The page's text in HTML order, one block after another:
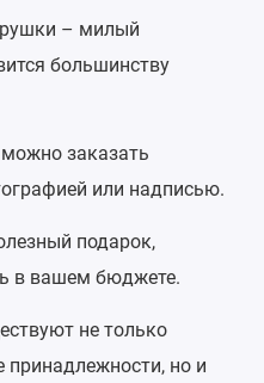
– милый
большинству
можно заказать
или надписью.
подарок,
в вашем бюджете.
не только
принадлежности, но и